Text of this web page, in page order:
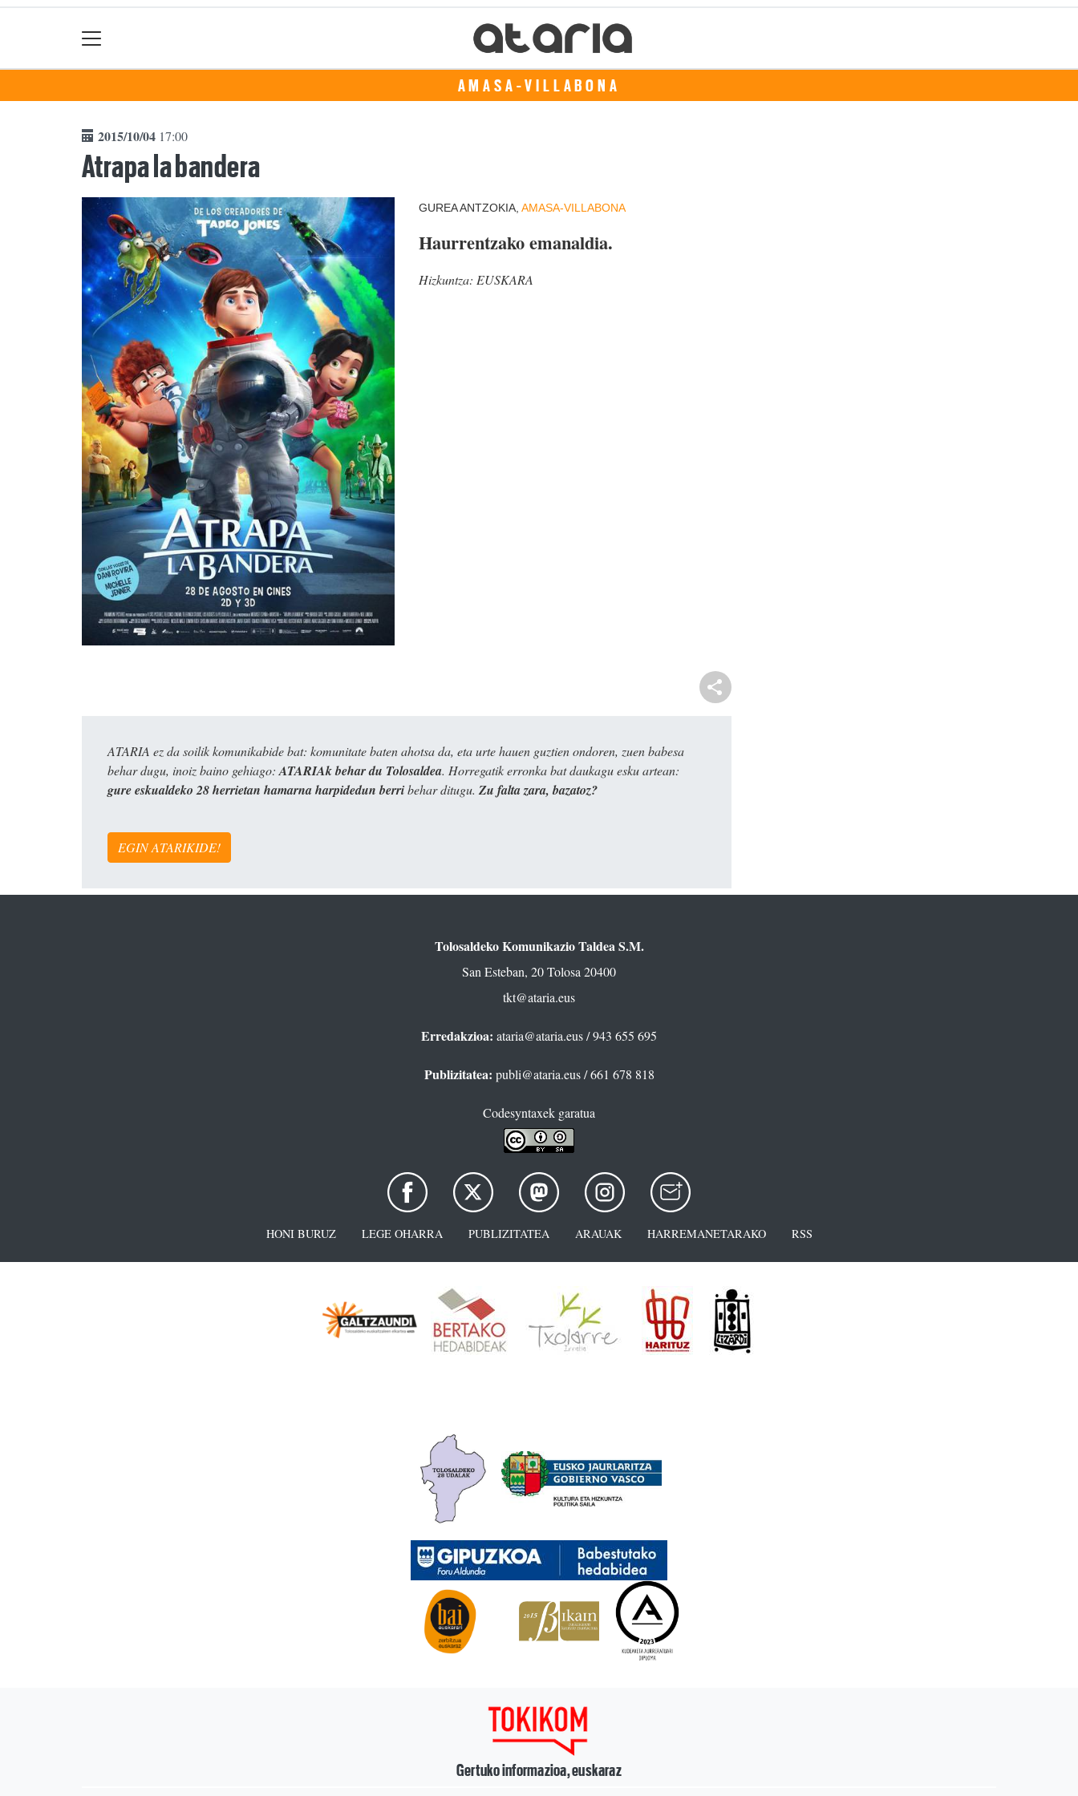
AMASA-VILLABONA
2015/10/04 17:00
Atrapa la bandera
GUREA ANTZOKIA, AMASA-VILLABONA
Haurrentzako emanaldia.
Hizkuntza: EUSKARA
ATARIA ez da soilik komunikabide bat: komunitate baten ahotsa da, eta urte hauen guztien ondoren, zuen babesa
behar dugu, inoiz baino gehiago: ATARIAk behar du Tolosaldea. Horregatik erronka bat daukagu esku artean:
gure eskualdeko 28 herrietan hamarna harpidedun berribehar ditugu. Zu falta zara, bazatoz?
EGIN ATARIKIDE!
Tolosaldeko Komunikazio Taldea S.M.
San Esteban, 20 Tolosa 20400
tkt@ataria.eus
Erredakzioa: ataria@ataria.eus/ 943 655 695
Publizitatea: publi@ataria.eus/ 661 678 818
Codesyntaxek garatua
HONI BURUZ LEGE OHARRA PUBLIZITATEA ARAUAK HARREMANETARAKO RSS
Gertuko informazioa, euskaraz